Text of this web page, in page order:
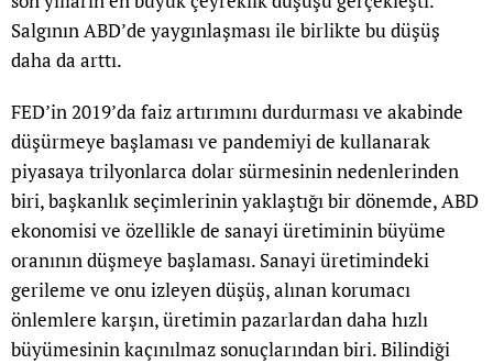
Salgının ABD’de yaygınlaşması ile birlikte bu düşüş
daha da arttı.
FED’in 2019’da faiz artırımını durdurması ve akabinde
düşürmeye başlaması ve pandemiyi de kullanarak
piyasaya trilyonlarca dolar sürmesinin nedenlerinden
biri, başkanlık seçimlerinin yaklaştığı bir dönemde, ABD
ekonomisi ve özellikle de sanayi üretiminin büyüme
oranının düşmeye başlaması. Sanayi üretimindeki
gerileme ve onu izleyen düşüş, alınan korumacı
önlemlere karşın, üretimin pazarlardan daha hızlı
büyümesinin kaçınılmaz sonuçlarından biri. Bilindiği